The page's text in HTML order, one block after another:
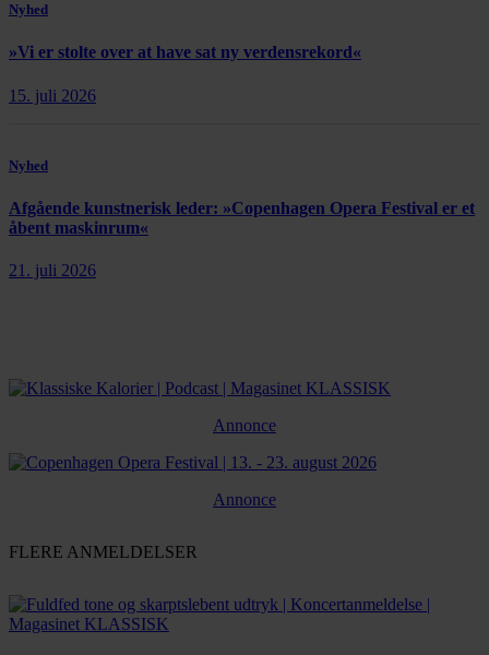
Nyhed
»Vi er stolte over at have sat ny verdensrekord«
15. juli 2026
Nyhed
Afgående kunstnerisk leder: »Copenhagen Opera Festival er et
åbent maskinrum«
21. juli 2026
Annonce
Annonce
FLERE ANMELDELSER